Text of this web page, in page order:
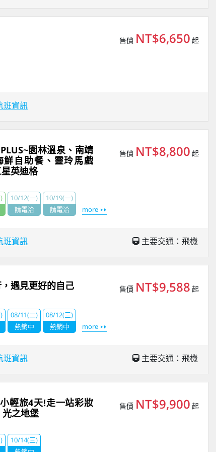
售價 NT$6,650 起
班資訊
園林溫泉、南靖
鮮自助餐、靈玲馬戲
英迪格
售價 NT$8,800 起
10/12(一)
請電洽
10/19(一)
請電洽
more
班資訊 主要交通：飛機
遇見更好的自己 售價 NT$9,588 起
08/11(二)
熱銷中
08/12(三)
熱銷中
more
班資訊 主要交通：飛機
輕旅4天!走一站彩妝
之地堡
售價 NT$9,900 起
10/14(三)